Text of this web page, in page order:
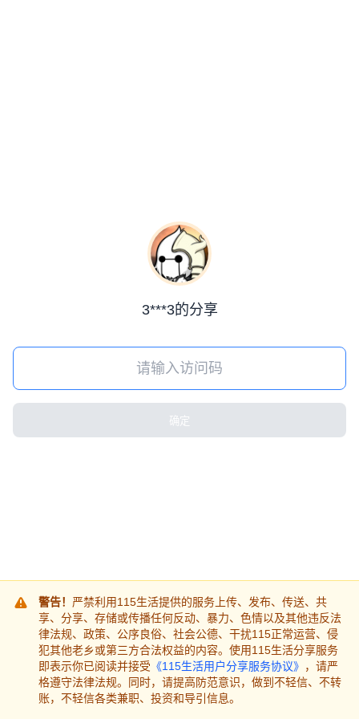
3***3的分享
确定
警告！ 严禁利用115生活提供的服务上传、发布、传送、共
享、分享、存储或传播任何反动、暴力、色情以及其他违反法
律法规、政策、公序良俗、社会公德、干扰115正常运营、侵
犯其他老乡或第三方合法权益的内容。使用115生活分享服务
即表示你已阅读并接受 《115生活用户分享服务协议》 ，请严
格遵守法律法规。同时，请提高防范意识，做到不轻信、不转
账，不轻信各类兼职、投资和导引信息。